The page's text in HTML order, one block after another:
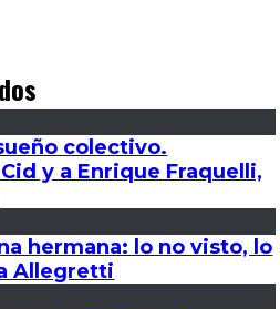
colectivo.
y a Enrique Fraquelli,
hermana: lo no visto, lo
Allegretti